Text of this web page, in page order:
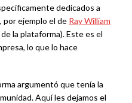
dedicados a
por ejemplo el de Ray William
la plataforma). Este es el
lo que lo hace
argumentó que tenía la
Aquí les dejamos el